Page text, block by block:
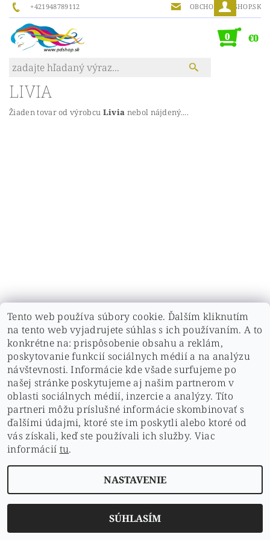
+421948789112 OBCHOD@PDSHOP.SK
0 €0
LIVIA
Žiaden tovar od výrobcu Livia nebol nájdený....
ochrana osobných údajov | Hodnotenie obchodu |
doprava a platby | Kontakt | obchodné podmienky | Cookies
Vytvoril Shoptet
Tento web používa súbory cookie. Ďalším kliknutím
na tento web vyjadrujete súhlas s ich používaním. A to
konkrétne na: prispôsobenie obsahu a reklám,
poskytovanie funkcií sociálnych médií a na analýzu
návštevnosti. Informácie kde všade surfujeme po
našej stránke poskytujeme aj našim partnerom v
oblasti sociálnych médií, inzercie a analýzy. Títo
partneri môžu príslušné informácie skombinovať s
ďalšími údajmi, ktoré ste im poskytli alebo ktoré od
vás získali, keď ste používali ich služby. Viac
informácií tu.
NASTAVENIE
SÚHLASÍM